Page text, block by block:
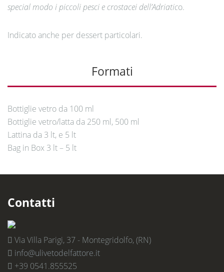
special modo i piccoli pesci e crostacei dell’Adriatico.
Indicato anche per dessert particolari.
Formati
Bottiglie vetro da 100 ml
Bottiglie vetro/latta da 250 ml, 500 ml
Lattina da 3 lt, e 5 lt
Bag in Box 3 lt – 5 lt
Contatti
Via Villa Parigi, 37 - Montegridolfo, (RN)
info@ulivetodelfattore.it
+39 0541.855525